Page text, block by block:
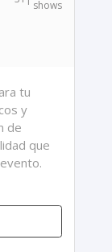
shows
tu
y
de
que